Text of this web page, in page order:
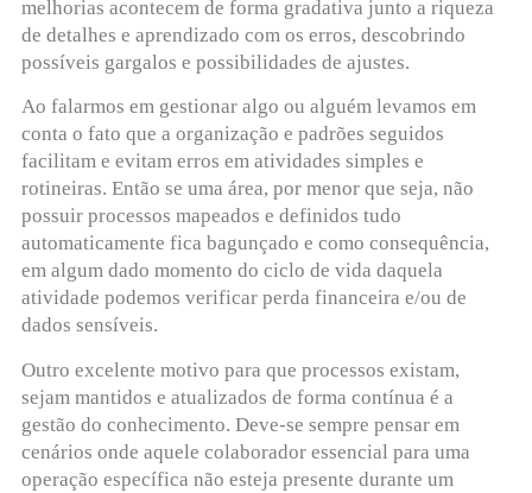
melhorias acontecem de forma gradativa junto a riqueza
de detalhes e aprendizado com os erros, descobrindo
possíveis gargalos e possibilidades de ajustes.
Ao falarmos em gestionar algo ou alguém levamos em
conta o fato que a organização e padrões seguidos
facilitam e evitam erros em atividades simples e
rotineiras. Então se uma área, por menor que seja, não
possuir processos mapeados e definidos tudo
automaticamente fica bagunçado e como consequência,
em algum dado momento do ciclo de vida daquela
atividade podemos verificar perda financeira e/ou de
dados sensíveis.
Outro excelente motivo para que processos existam,
sejam mantidos e atualizados de forma contínua é a
gestão do conhecimento. Deve-se sempre pensar em
cenários onde aquele colaborador essencial para uma
operação específica não esteja presente durante um